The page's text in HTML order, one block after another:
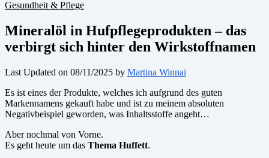
Gesundheit & Pflege
Mineralöl in Hufpflegeprodukten – das
verbirgt sich hinter den Wirkstoffnamen
Last Updated on 08/11/2025 by Martina Winnai
Es ist eines der Produkte, welches ich aufgrund des guten
Markennamens gekauft habe und ist zu meinem absoluten
Negativbeispiel geworden, was Inhaltsstoffe angeht…
Aber nochmal von Vorne.
Es geht heute um das Thema Huffett.